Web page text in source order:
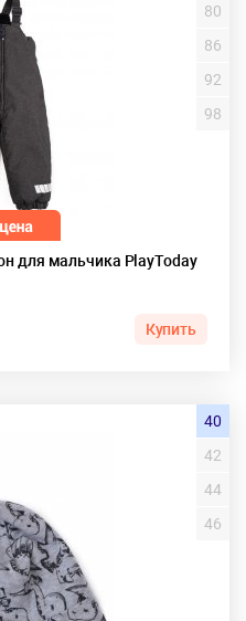
для мальчика PlayToday
80
86
92
98
Купить
40
42
44
46